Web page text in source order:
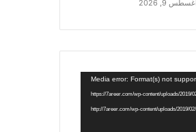
9, 2026
Media error: Format(s) not